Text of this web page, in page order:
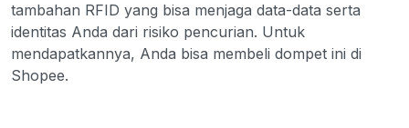
tambahan RFID yang bisa menjaga data-data serta
identitas Anda dari risiko pencurian. Untuk
mendapatkannya, Anda bisa membeli dompet ini di
Shopee.